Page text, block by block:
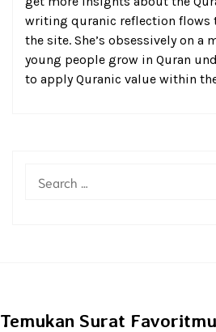
writing quranic reflection flows
the site. She’s obsessively on a
young people grow in Quran
to apply Quranic value within
Temukan Surat Favoritmu